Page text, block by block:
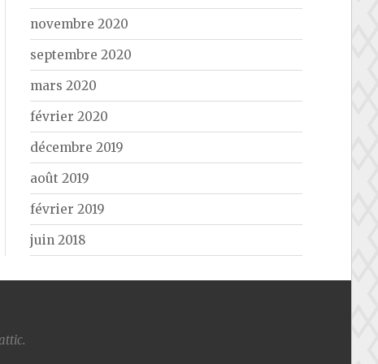
novembre 2020
septembre 2020
mars 2020
février 2020
décembre 2019
août 2019
février 2019
juin 2018
.